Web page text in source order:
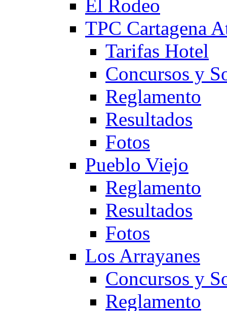
El Rodeo
TPC Cartagena
Tarifas Hotel
Concursos y
Reglamento
Resultados
Fotos
Pueblo Viejo
Reglamento
Resultados
Fotos
Los Arrayanes
Concursos y
Reglamento